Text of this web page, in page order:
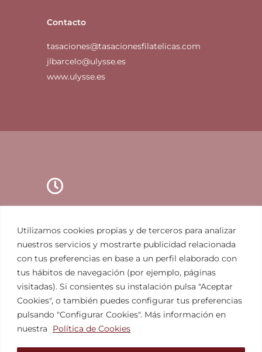
Utilizamos cookies propias y de terceros para analizar
nuestros servicios y mostrarte publicidad relacionada
con tus preferencias en base a un perfil elaborado con
tus hábitos de navegación (por ejemplo, páginas
visitadas). Si consientes su instalación pulsa "Aceptar
Cookies", o también puedes configurar tus preferencias
pulsando "Configurar Cookies". Más información en
nuestra
Política de Cookies
Contacto
tasaciones@tasacionesfilatelicas.com
jlbarcelo@ulysse.es
www.ulysse.es
Horario
Lunes a viernes de 9h. a 20h.
Desplazamiento por toda España
i